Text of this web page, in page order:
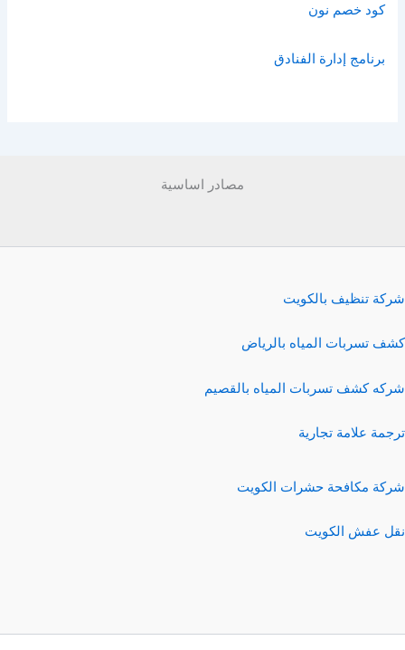
كود خصم نون
برنامج إدارة الفنادق
مصادر اساسية
شركة تنظيف بالكويت
كشف تسربات المياه بالرياض
شركه كشف تسربات المياه بالقصيم
ترجمة علامة تجارية
شركة مكافحة حشرات الكويت
نقل عفش الكويت